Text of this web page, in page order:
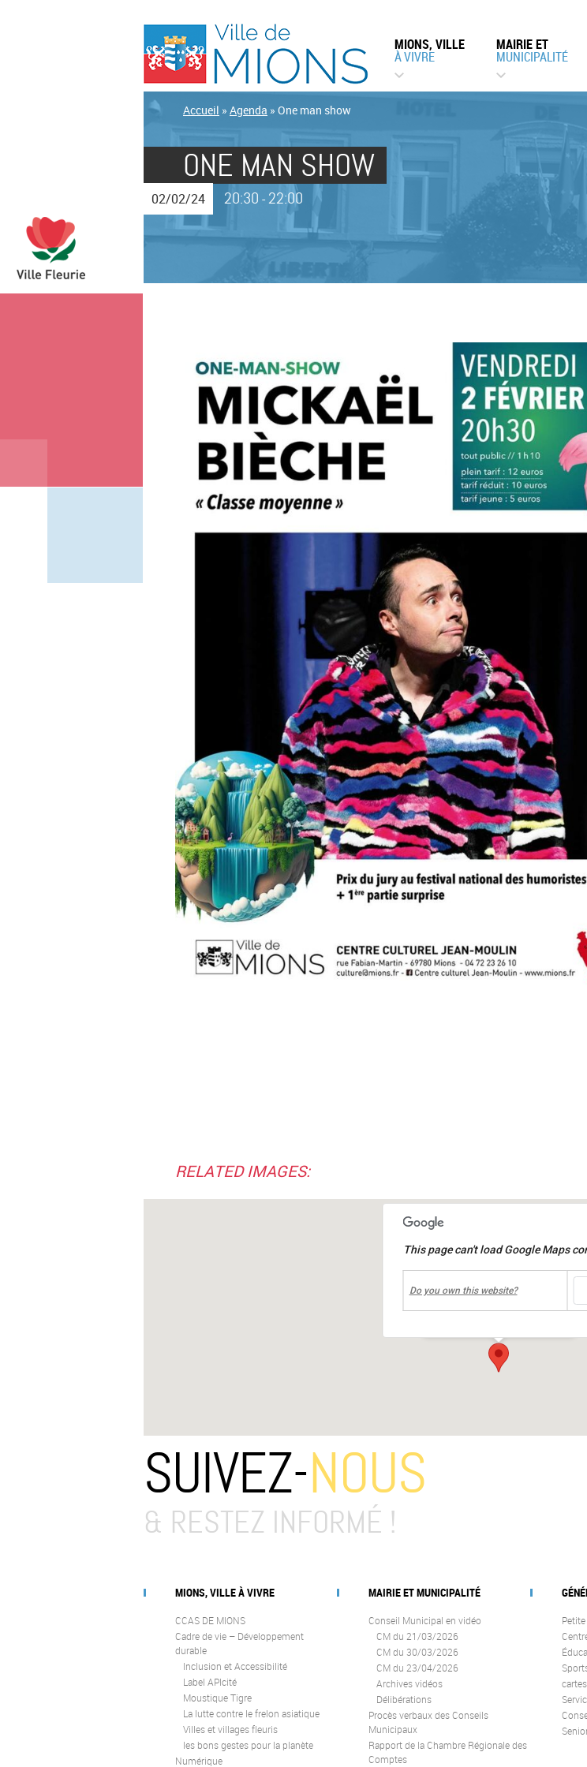
MIONS, VILLE
À VIVRE
MAIRIE ET
MUNICIPALITÉ
Accueil » Agenda » One man show
ONE MAN SHOW
02/02/24 20:30 -22:00
RELATED IMAGES:
Centre culturel Jean MOULIN
This page can't load Google Maps
Do you own this website?
SUIVEZ-NOUS
& RESTEZ INFORMÉ !
MIONS, VILLE À VIVRE
CCAS DE MIONS
Cadre de vie – Développement
durable
Inclusion et Accessibilité
Label APIcité
Moustique Tigre
La lutte contre le frelon asiatique
Villes et villages fleuris
les bons gestes pour la planète
Numérique
MAIRIE ET MUNICIPALITÉ
Conseil Municipal en vidéo
CM du 21/03/2026
CM du 30/03/2026
CM du 23/04/2026
Archives vidéos
Délibérations
Procès verbaux des Conseils
Municipaux
Rapport de la Chambre Régionale des
Comptes